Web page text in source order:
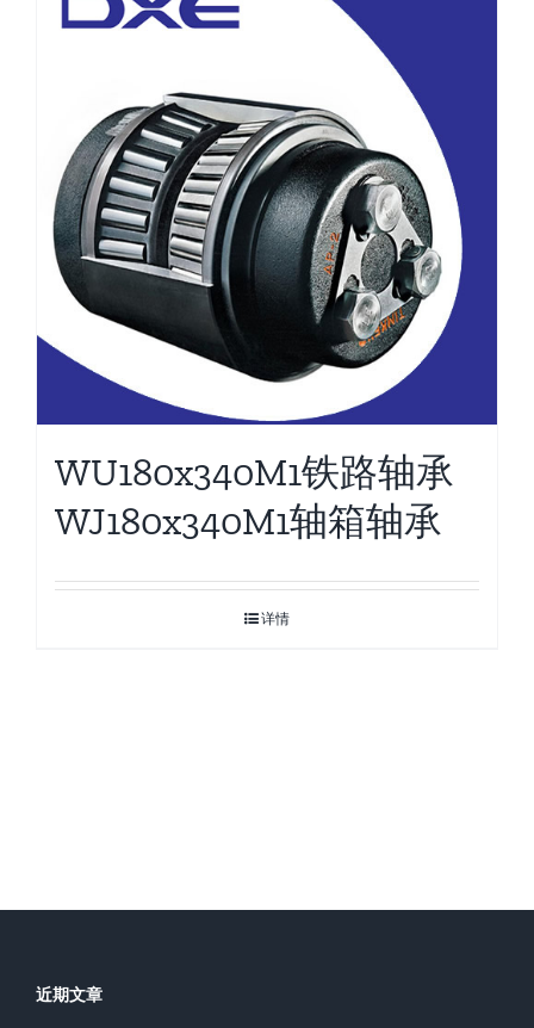
WU180x340M1铁路轴承
WJ180x340M1轴箱轴承
详情
近期文章